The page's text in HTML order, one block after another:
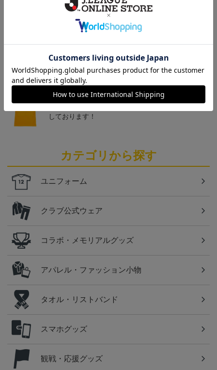
仙台
チームマスコットグッズは、サポーターやファン必
見！今すぐチェックしてみてください！
仙台
しております！
カテゴリから探す
ユニフォーム
クラブ公式ウェア
コラボ・メモリアルグッズ
アパレル・ファッション小物
タオル・リストバンド
スマホグッズ
観戦・応援グッズ